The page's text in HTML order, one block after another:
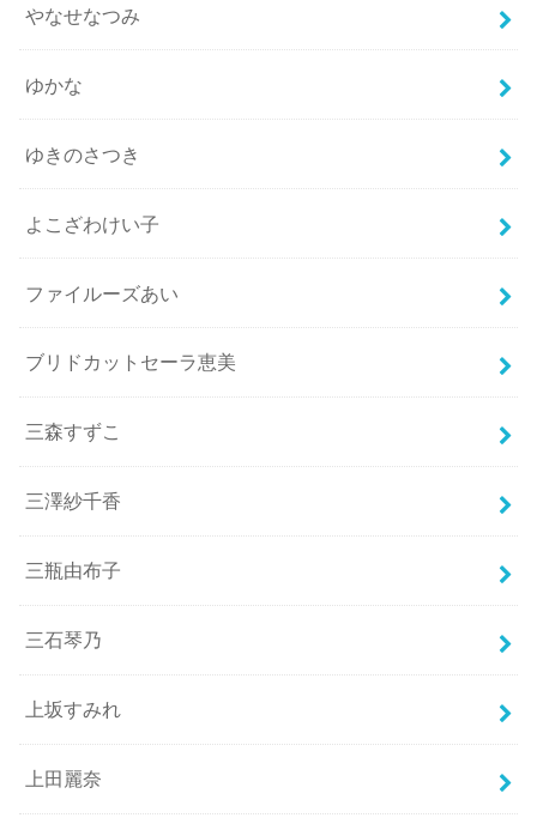
やなせなつみ
ゆかな
ゆきのさつき
よこざわけい子
ファイルーズあい
ブリドカットセーラ恵美
三森すずこ
三澤紗千香
三瓶由布子
三石琴乃
上坂すみれ
上田麗奈